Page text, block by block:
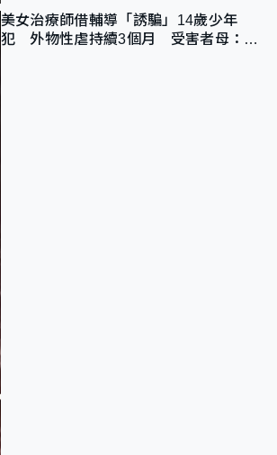
美女治療師借輔導「誘騙」14歲少年
犯 外物性虐持續3個月 受害者母：要